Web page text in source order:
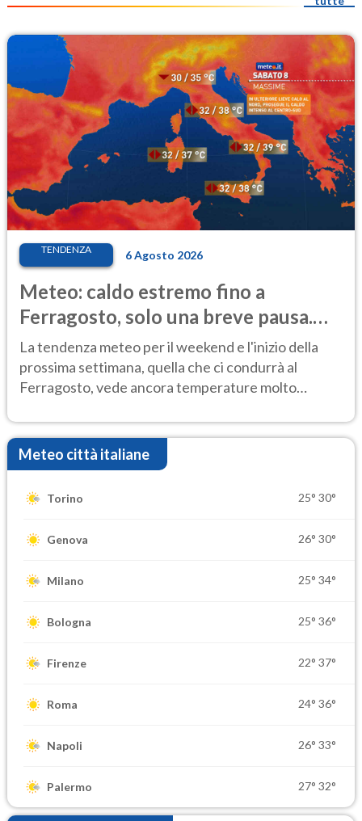
TENDENZA 6 Agosto 2026
Meteo: caldo estremo fino a
Ferragosto, solo una breve pausa.
Ecco dove
La tendenza meteo per il weekend e l'inizio della
prossima settimana, quella che ci condurrà al
Ferragosto, vede ancora temperature molto
Meteo città italiane
Torino 25° 30°
Genova 26° 30°
Milano 25° 34°
Bologna 25° 36°
Firenze 22° 37°
Roma 24° 36°
Napoli 26° 33°
Palermo 27° 32°